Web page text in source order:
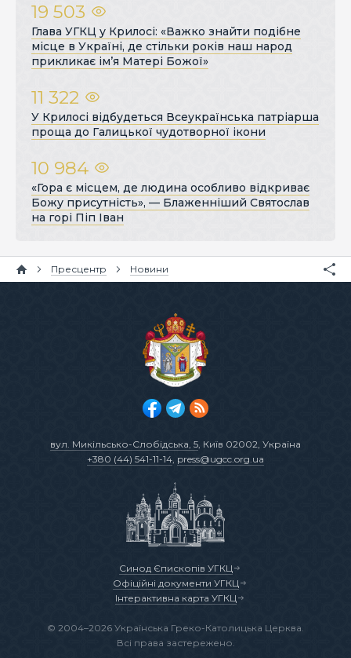
19 503
Глава УГКЦ у Крилосі: «Важко знайти подібне
місце в Україні, де стільки років наш народ
прикликає ім’я Матері Божої»
11 322
У Крилосі відбудеться Всеукраїнська патріарша
проща до Галицької чудотворної ікони
10 984
«Гора є місцем, де людина особливо відкриває
Божу присутність», — Блаженніший Святослав
на горі Піп Іван
Пресцентр Новини
вул. Микільсько-Слобідська, 5, Київ 02002, Україна
+380 (44) 541-11-14, press@ugcc.org.ua
Синод Єпископів УГКЦ
Офіційні документи УГКЦ
Інтерактивна карта УГКЦ
© 2004–2026 Українська Греко-Католицька Церква.
Всі права застережено.